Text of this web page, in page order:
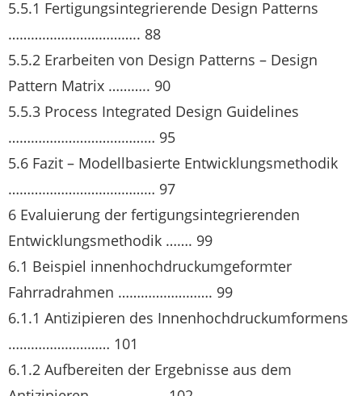
5.5.1 Fertigungsintegrierende Design Patterns
…………………………….. 88
5.5.2 Erarbeiten von Design Patterns – Design
Pattern Matrix ……….. 90
5.5.3 Process Integrated Design Guidelines
………………………………… 95
5.6 Fazit – Modellbasierte Entwicklungsmethodik
………………………………… 97
6 Evaluierung der fertigungsintegrierenden
Entwicklungsmethodik ……. 99
6.1 Beispiel innenhochdruckumgeformter
Fahrradrahmen ……………………. 99
6.1.1 Antizipieren des Innenhochdruckumformens
……………………… 101
6.1.2 Aufbereiten der Ergebnisse aus dem